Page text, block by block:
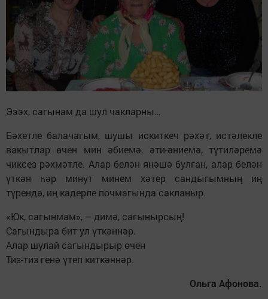
Эээх, сагынам да шул чакларны…
Бәхетле балачагым, шушы искиткеч рәхәт, истәлекле
вакытлар өчен мин әбиемә, әти-әниемә, түтиләремә
чиксез рәхмәтле. Алар белән янәшә булган, алар белән
үткән һәр минут минем хәтер сандыгымның иң
түрендә, иң кадерле почмагында сакланыр.
«Юк, сагынмам», – димә, сагынырсың!
Сагындыра бит ул үткәннәр.
Алар шулай сагындырыр өчен
Тиз-тиз генә үтеп киткәннәр.
Ольга Афонова.